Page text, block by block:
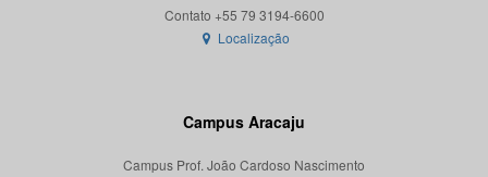
Localização
Campus Aracaju
Campus Prof. João Cardoso Nascimento